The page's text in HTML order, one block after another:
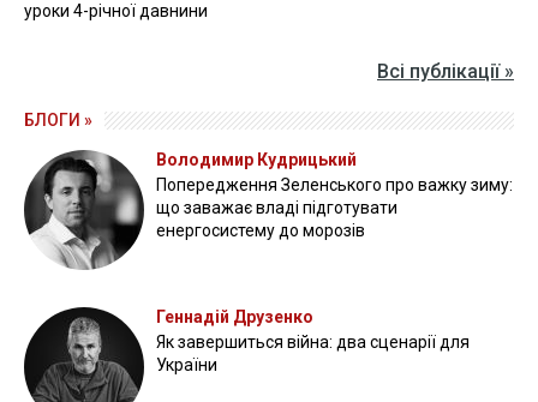
уроки 4-річної давнини
Всі публікації »
БЛОГИ »
Володимир Кудрицький
Попередження Зеленського про важку зиму:
що заважає владі підготувати
енергосистему до морозів
Геннадій Друзенко
Як завершиться війна: два сценарії для
України